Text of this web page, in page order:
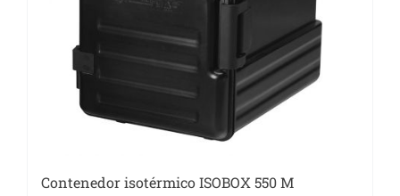
Contenedor isotérmico ISOBOX 550 M